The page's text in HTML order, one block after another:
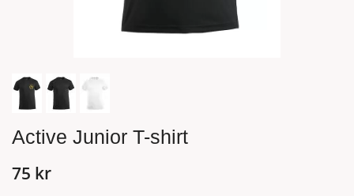
Active Junior T-shirt
75 kr